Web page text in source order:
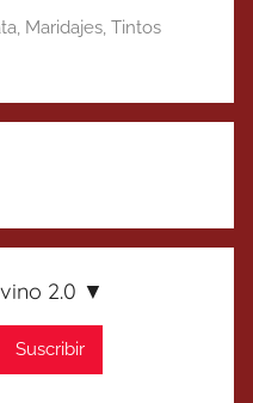
, Maridajes, Tintos
2.0 ▼